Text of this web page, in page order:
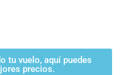
tu vuelo, aquí puedes
precios.